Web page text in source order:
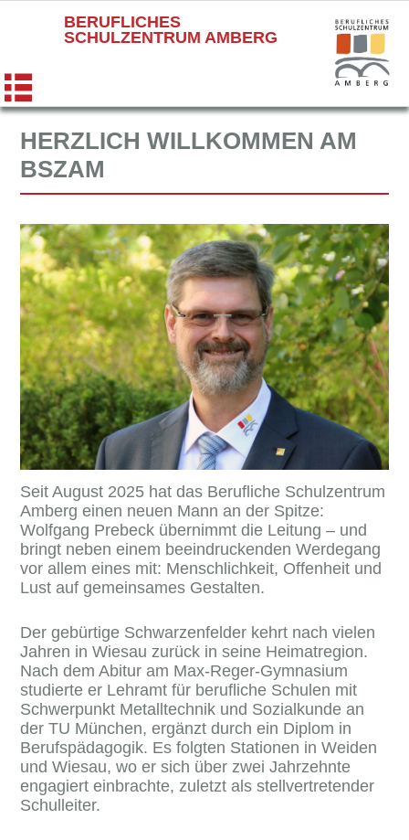
BERUFLICHES
SCHULZENTRUM AMBERG
HERZLICH WILLKOMMEN AM
BSZAM
Seit August 2025 hat das Berufliche Schulzentrum
Amberg einen neuen Mann an der Spitze:
Wolfgang Prebeck übernimmt die Leitung – und
bringt neben einem beeindruckenden Werdegang
vor allem eines mit: Menschlichkeit, Offenheit und
Lust auf gemeinsames Gestalten.
Der gebürtige Schwarzenfelder kehrt nach vielen
Jahren in Wiesau zurück in seine Heimatregion.
Nach dem Abitur am Max-Reger-Gymnasium
studierte er Lehramt für berufliche Schulen mit
Schwerpunkt Metalltechnik und Sozialkunde an
der TU München, ergänzt durch ein Diplom in
Berufspädagogik. Es folgten Stationen in Weiden
und Wiesau, wo er sich über zwei Jahrzehnte
engagiert einbrachte, zuletzt als stellvertretender
Schulleiter.